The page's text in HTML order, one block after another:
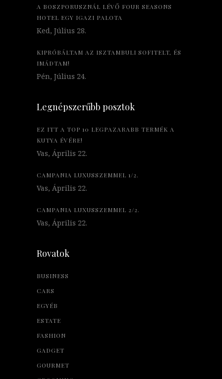
A BOSZPORUSZNÁL LÉVŐ FOUR SEASONS
HOTEL EGY IGAZI PALOTA
Ked, Július 28.
KIPRÓBÁLTAM AZ ISZTAMBULI SOFITELT, ÉS
IMÁDTAM!
Pén, Július 24.
Legnépszerűbb posztok
EZ ITT A TOP 10 LEGPAZARABB TERMÉK A
KUTYA ÉVÉRE!
Vas, Április 22.
CAMPANIA LUXUSSZEMMEL 1/2.
Vas, Április 22.
CAMPANIA LUXUSSZEMMEL 2/2.
Vas, Április 22.
Rovatok
BUSINESS
CARS
EGYÉB
ESTATE
FASHION
GADGET
GOURMET